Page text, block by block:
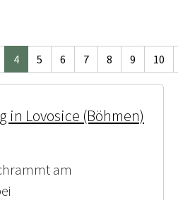
4 5 6 7 8 9 10
in Lovosice (Böhmen)
am